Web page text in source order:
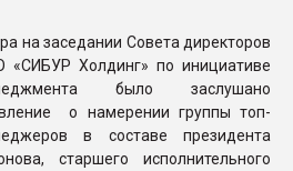
бутылок
ПЕРЕЙТИ НА
на заседании Совета директоров
«СИБУР Холдинг» по инициативе
было заслушано
о намерении группы топ-
в составе президента
старшего исполнительного